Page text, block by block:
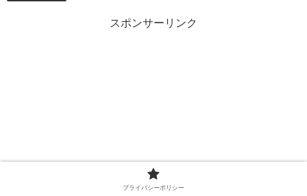
スポンサーリンク
プライバシーポリシー